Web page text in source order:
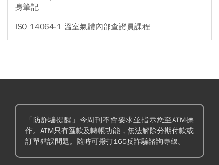
身筆記
ISO 14064-1 溫室氣體內部查證員課程
「防詐騙提醒」今周刊不會要求並指示您至ATM操
作。ATM只有匯款及轉帳功能，無法解除分期付款或
訂單錯誤問題。隨時可撥打165反詐騙諮詢專線。